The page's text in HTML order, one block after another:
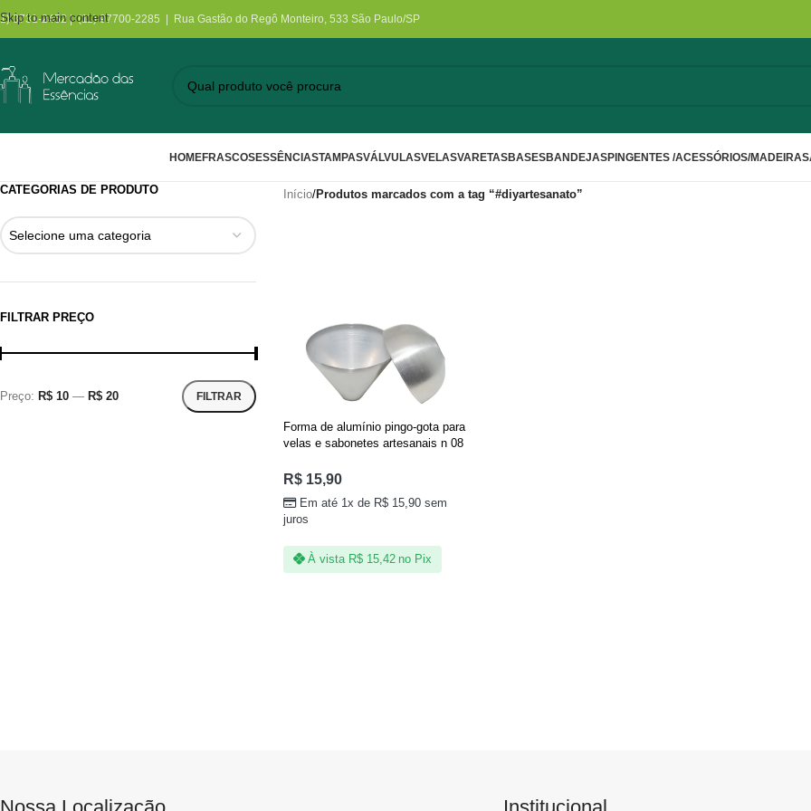
Skip to main content
3731-2452 | (11) 97700-2285 | Rua Gastão do Regô Monteiro, 533 São Paulo/SP
HOMEFRASCOSESSÊNCIASTAMPASVÁLVULASVELASVARETASBASESBANDEJASPINGENTES /ACESSÓRIOS/MADEIRA
CATEGORIAS DE PRODUTO
Selecione uma categoria
FILTRAR PREÇO
FILTRAR
Preço: R$ 10 — R$ 20
Início/Produtos marcados com a tag “#diyartesanato”
Forma de alumínio pingo-gota para
velas e sabonetes artesanais n 08
R$15,90
Em até 1x de R$ 15,90 sem
juros
À vista R$15,42 no Pix